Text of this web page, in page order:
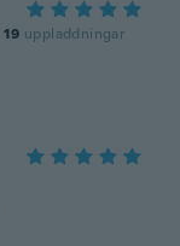
19 uppladdningar